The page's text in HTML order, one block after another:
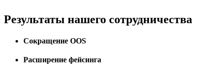
Результаты нашего сотрудничества
Сокращение OOS
Расширение фейсинга